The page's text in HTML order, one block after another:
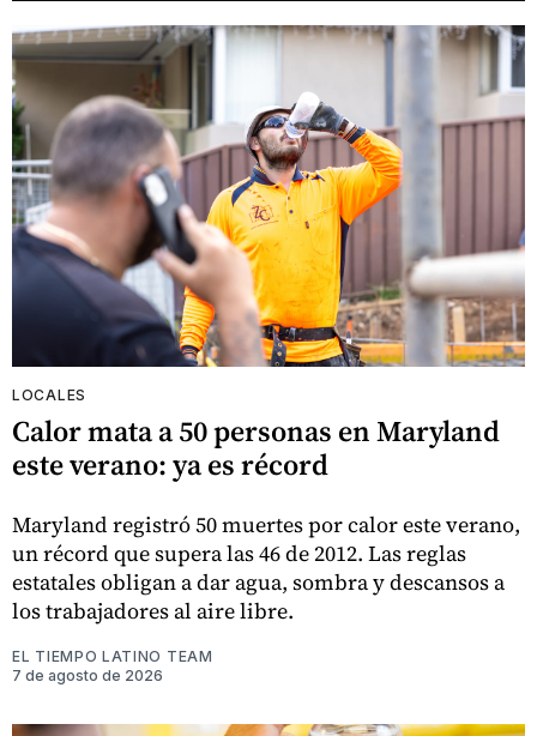
LOCALES
Calor mata a 50 personas en Maryland
este verano: ya es récord
Maryland registró 50 muertes por calor este verano,
un récord que supera las 46 de 2012. Las reglas
estatales obligan a dar agua, sombra y descansos a
los trabajadores al aire libre.
EL TIEMPO LATINO TEAM
7 de agosto de 2026